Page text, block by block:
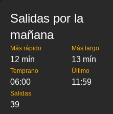
Salidas por la
mañana
Más rápido
12 mín
Más largo
13 mín
Temprano
06:00
Último
11:59
Salidas
39